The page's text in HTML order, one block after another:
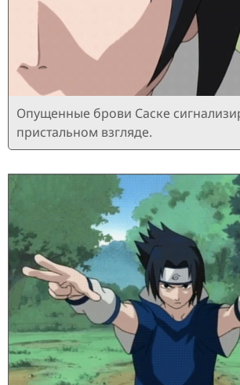
Опущенные брови Саске
пристальном взгляде.